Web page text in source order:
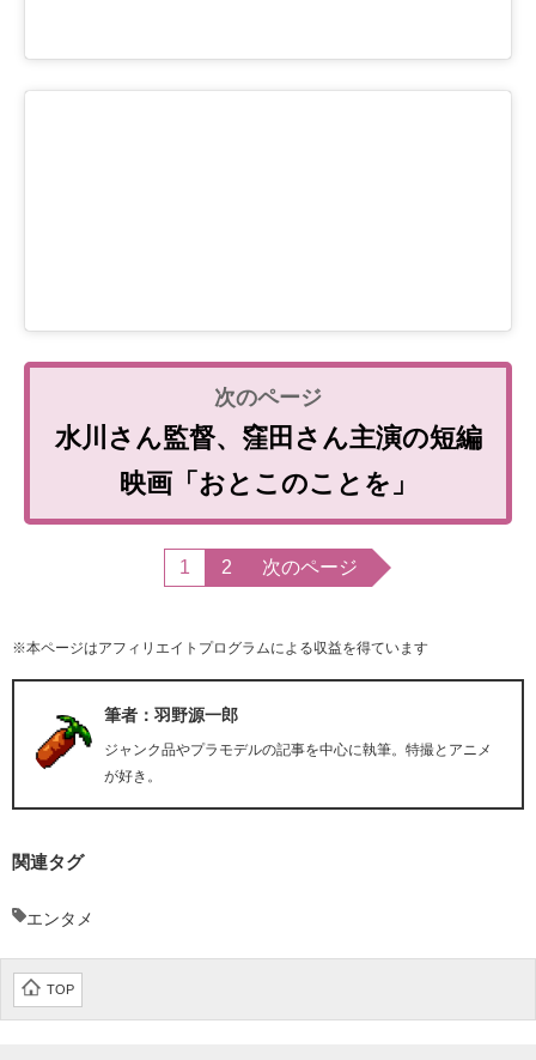
水川さん監督、窪田さん主演の短編
映画「おとこのことを」
1 2 次のページ
※本ページはアフィリエイトプログラムによる収益を得ています
筆者：羽野源一郎
ジャンク品やプラモデルの記事を中心に執筆。特撮とアニメ
が好き。
関連タグ
エンタメ
TOP